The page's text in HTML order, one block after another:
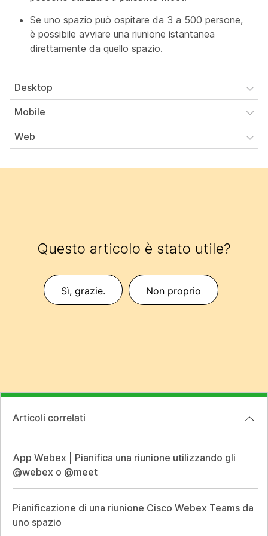
Se uno spazio può ospitare da 3 a 500 persone,
è possibile avviare una riunione istantanea
direttamente da quello spazio.
Desktop
Mobile
Web
Questo articolo è stato utile?
Sì, grazie. Non proprio
Articoli correlati
App Webex | Pianifica una riunione utilizzando gli
@webex o @meet
Pianificazione di una riunione Cisco Webex Teams da
uno spazio